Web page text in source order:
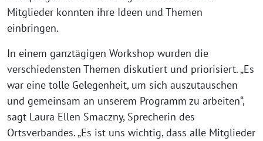
Mitglieder konnten ihre Ideen und Themen
einbringen.
In einem ganztägigen Workshop wurden die
verschiedensten Themen diskutiert und priorisiert. „Es
war eine tolle Gelegenheit, um sich auszutauschen
und gemeinsam an unserem Programm zu arbeiten“,
sagt Laura Ellen Smaczny, Sprecherin des
Ortsverbandes. „Es ist uns wichtig, dass alle Mitglieder